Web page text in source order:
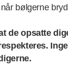
bølgerne
de opsatte